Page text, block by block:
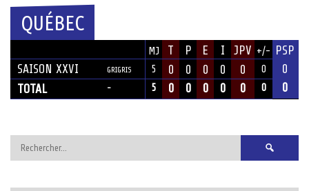
QUÉBEC
MJ T P E I JPV +/- PSP
SAISON XXVI
GRIGRIS 5 0 0 0 0 0 0
0
TOTAL
- 5 0 0 0 0 0 0 0
Rechercher :